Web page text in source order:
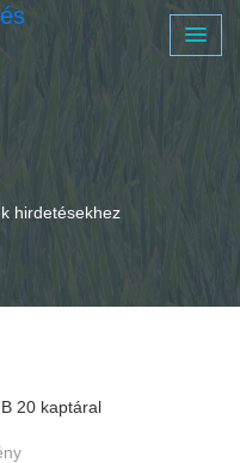
hirdetésekhez
20 kaptáral